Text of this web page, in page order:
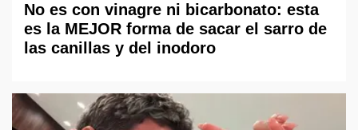
No es con vinagre ni bicarbonato: esta
es la MEJOR forma de sacar el sarro de
las canillas y del inodoro